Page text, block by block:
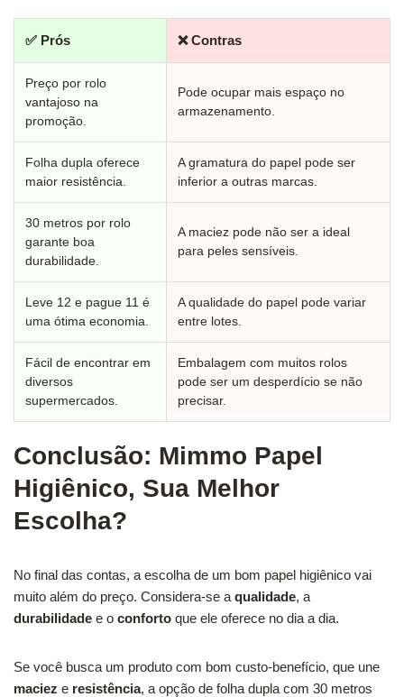
✅ Prós ❌ Contras
Preço por rolo
vantajoso na
promoção.
Pode ocupar mais espaço no
armazenamento.
Folha dupla oferece
maior resistência.
A gramatura do papel pode ser
inferior a outras marcas.
30 metros por rolo
garante boa
durabilidade.
A maciez pode não ser a ideal
para peles sensíveis.
Leve 12 e pague 11 é
uma ótima economia.
A qualidade do papel pode variar
entre lotes.
Fácil de encontrar em
diversos
supermercados.
Embalagem com muitos rolos
pode ser um desperdício se não
precisar.
Conclusão: Mimmo Papel
Higiênico, Sua Melhor
Escolha?
No final das contas, a escolha de um bom papel higiênico vai
muito além do preço. Considera-se a qualidade, a
durabilidade e o conforto que ele oferece no dia a dia.
Se você busca um produto com bom custo-benefício, que une
maciez e resistência, a opção de folha dupla com 30 metros